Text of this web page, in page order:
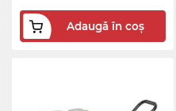
Adaugă în coș